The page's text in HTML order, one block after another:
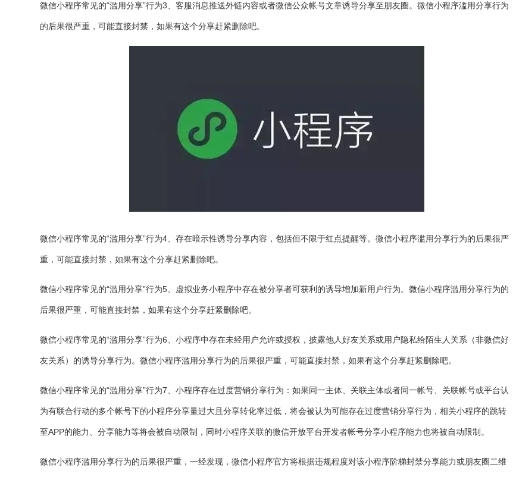
微信小程序常见的“滥用分享”行为3、客服消息推送外链内容或者微信公众帐号文章诱导分享至朋友圈。微信小程序滥用分享行为
的后果很严重，可能直接封禁，如果有这个分享赶紧删除吧。
微信小程序常见的“滥用分享”行为4、存在暗示性诱导分享内容，包括但不限于红点提醒等。微信小程序滥用分享行为的后果很严
重，可能直接封禁，如果有这个分享赶紧删除吧。
微信小程序常见的“滥用分享”行为5、虚拟业务小程序中存在被分享者可获利的诱导增加新用户行为。微信小程序滥用分享行为的
后果很严重，可能直接封禁，如果有这个分享赶紧删除吧。
微信小程序常见的“滥用分享”行为6、小程序中存在未经用户允许或授权，披露他人好友关系或用户隐私给陌生人关系（非微信好
友关系）的诱导分享行为。微信小程序滥用分享行为的后果很严重，可能直接封禁，如果有这个分享赶紧删除吧。
微信小程序常见的“滥用分享”行为7、小程序存在过度营销分享行为：如果同一主体、关联主体或者同一帐号、关联帐号或平台认
为有联合行动的多个帐号下的小程序分享量过大且分享转化率过低，将会被认为可能存在过度营销分享行为，相关小程序的跳转
至APP的能力、分享能力等将会被自动限制，同时小程序关联的微信开放平台开发者帐号分享小程序能力也将被自动限制。
微信小程序滥用分享行为的后果很严重，一经发现，微信小程序官方将根据违规程度对该小程序阶梯封禁分享能力或朋友圈二维